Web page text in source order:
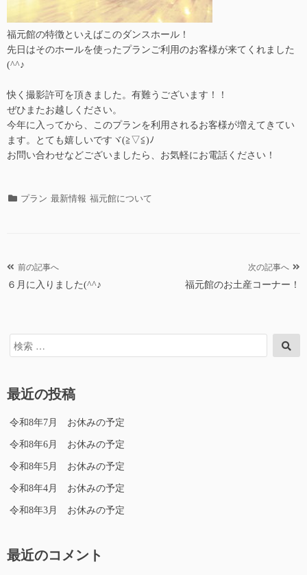
福元館の特徴といえばこのダンスホール！
先日はそのホールを使ったプランご利用のお客様が来てくれました
(^^♪
快く撮影許可を頂きました。有難うございます！！
ぜひまたお越しください。
今年に入ってから、このプランを利用されるお客様が増えてきてい
ます。とても嬉しいですヾ(≧▽≦)ﾉ
お問い合わせなどございましたら、お気軽にお電話ください！
カ プラン 最新情報 福元館について
投
稿
ゲ
シ
ョ
ン
前の記事へ
６月に入りました(^^♪
次の記事へ
福元館のお土産コーナー！
検
索
索
最近の投稿
令和8年7月 お休みの予定
令和8年6月 お休みの予定
令和8年5月 お休みの予定
令和8年4月 お休みの予定
令和8年3月 お休みの予定
最近のコメント